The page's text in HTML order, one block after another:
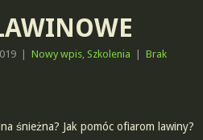
Nowy wpis, Szkolenia
Brak
śnieżna? Jak pomóc ofiarom lawiny?